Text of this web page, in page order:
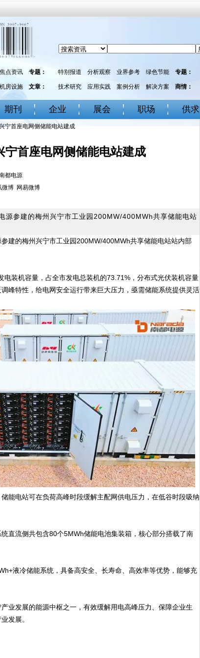
焦点资讯 专题： 特别报道 分析观察 业界参考 绿色节能 专题：
机房设施 文章： 技术研究 应用实践 案例分析 解决方案 商情：
期刊 企业 展会 职场 供求
宁首座电网侧储能电站建成
宁首座电网侧储能电站建成
都电源
微博 网易微博
源参建的梅州兴宁市工业园200MW/400MWh共享储能电站
建的梅州兴宁市工业园200MW/400MWh共享储能电站站内部
装机容量，占全市发电总装机的73.71%，分布式光伏装机容量
峰特性，给电网安全运行带来巨大压力，亟需储能系统提供灵活
电站可在负荷高峰时段缓解主配网供电压力，在低谷时段吸纳
流侧共包含80个5MWh储能电池集装箱，核心部分搭载了南
液冷储能系统，具备高安全、长寿命、高效率等优势，能够充
发展的能源中枢之一，有效缓解用电高峰压力、保障企业生
发展。